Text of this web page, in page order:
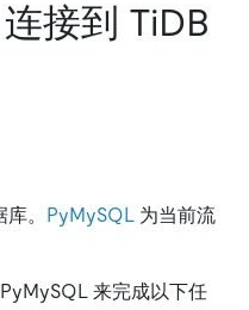
接到 TiDB
。 PyMySQL 为当前流
来完成以下任